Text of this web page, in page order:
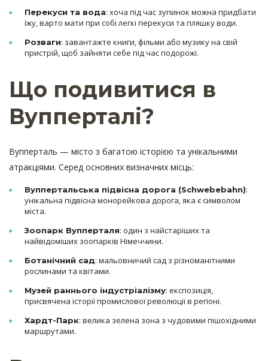
Перекуси та вода: хоча під час зупинок можна придбати
їжу, варто мати при собі легкі перекуси та пляшку води.
Розваги: завантажте книги, фільми або музику на свій
пристрій, щоб зайняти себе під час подорожі.
Що подивитися в
Вупперталі?
Вупперталь — місто з багатою історією та унікальними
атракціями. Серед основних визначних місць:
Вуппертальська підвісна дорога (Schwebebahn):
унікальна підвісна монорейкова дорога, яка є символом
міста.
Зоопарк Вупперталя: один з найстаріших та
найвідоміших зоопарків Німеччини.
Ботанічний сад: мальовничий сад з різноманітними
рослинами та квітами.
Музей раннього індустріалізму: експозиція,
присвячена історії промислової революції в регіоні.
Хардт-Парк: велика зелена зона з чудовими пішохідними
маршрутами.